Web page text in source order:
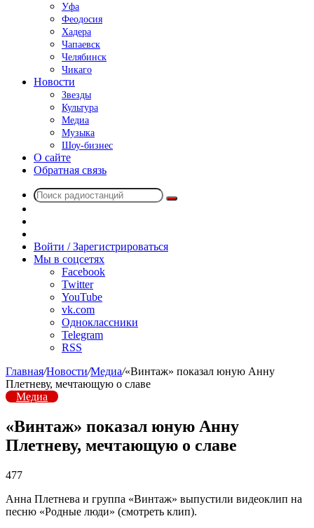
Уфа
Феодосия
Хадера
Чапаевск
Челябинск
Чикаго
Новости
Звезды
Культура
Медиа
Музыка
Шоу-бизнес
О сайте
Обратная связь
Поиск
радио
Войти / Зарегистрироваться
Мы в соцсетях
Facebook
Twitter
YouTube
vk.com
Одноклассники
Telegram
RSS
Главная/Новости/Медиа/«Винтаж» показал юную Анну
Плетневу, мечтающую о славе
Медиа
«Винтаж» показал юную Анну
Плетневу, мечтающую о славе
477
Анна Плетнева и группа «Винтаж» выпустили видеоклип на
песню «Родные люди» (смотреть клип).